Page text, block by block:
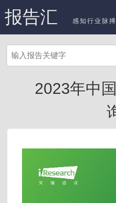
报告汇 感知行业脉
2023年中